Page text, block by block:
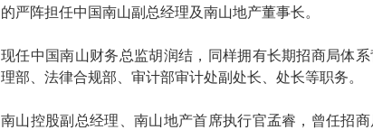
的严阵担任中国南山副总经理及南山地产董事长。
现任中国南山财务总监胡润结，同样拥有长期招商局体
理部、法律合规部、审计部审计处副处长、处长等职务。
南山控股副总经理、南山地产首席执行官孟睿，曾任招